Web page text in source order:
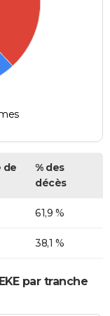
de
% des
décès
61,9 %
38,1 %
par tranche